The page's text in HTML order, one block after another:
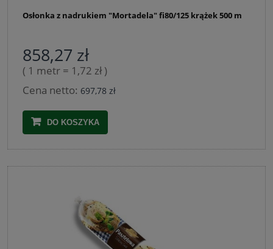
Osłonka z nadrukiem "Mortadela" fi80/125 krążek 500 m
858,27 zł
( 1 metr = 1,72 zł )
Cena netto: 697,78 zł
DO KOSZYKA